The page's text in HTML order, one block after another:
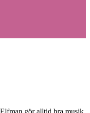
gör alltid bra musik.